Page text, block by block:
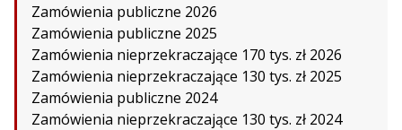
Zamówienia publiczne 2026
Zamówienia publiczne 2025
Zamówienia nieprzekraczające 170 tys. zł 2026
Zamówienia nieprzekraczające 130 tys. zł 2025
Zamówienia publiczne 2024
Zamówienia nieprzekraczające 130 tys. zł 2024